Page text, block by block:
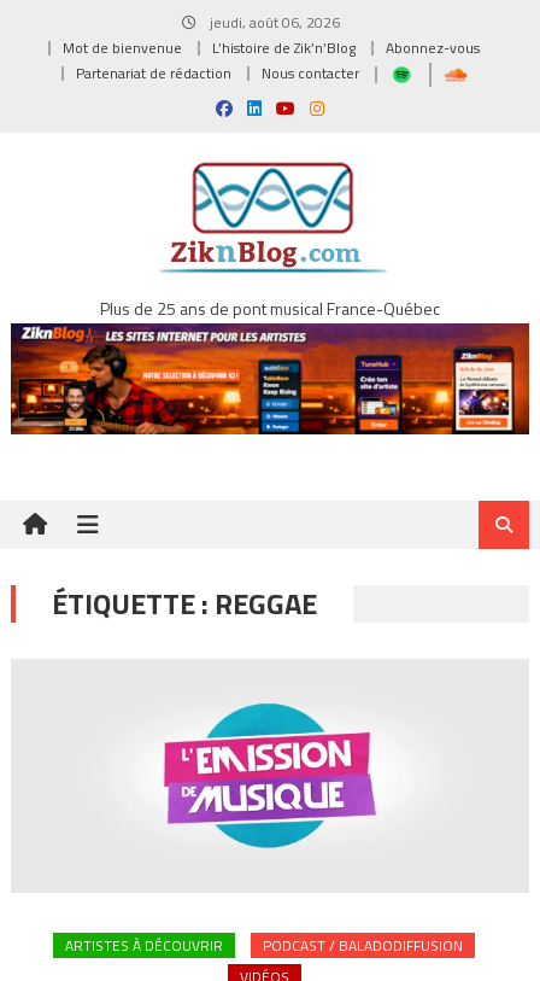
jeudi, août 06, 2026
Mot de bienvenue
L’histoire de Zik’n’Blog
Abonnez-vous
Partenariat de rédaction
Nous contacter
Plus de 25 ans de pont musical France-Québec
ÉTIQUETTE : REGGAE
ARTISTES À DÉCOUVRIR
PODCAST / BALADODIFFUSION